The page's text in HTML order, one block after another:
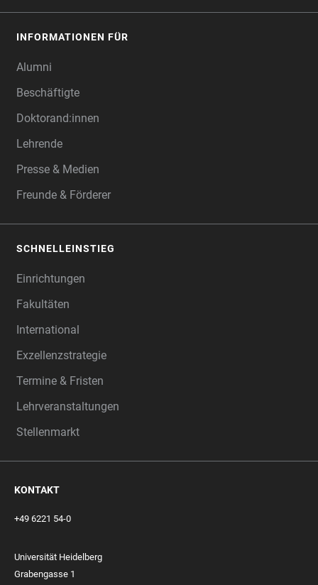
INFORMATIONEN FÜR
Alumni
Beschäftigte
Doktorand:innen
Lehrende
Presse & Medien
Freunde & Förderer
SCHNELLEINSTIEG
Einrichtungen
Fakultäten
International
Exzellenzstrategie
Termine & Fristen
Lehrveranstaltungen
Stellenmarkt
KONTAKT
+49 6221 54-0
Universität Heidelberg
Grabengasse 1